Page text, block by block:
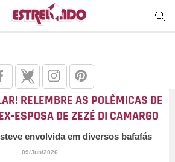
RELEMBRE AS POLÊMICAS DE
ESPOSA DE ZEZÉ DI CAMARGO
envolvida em diversos bafafás
09/Jun/2026